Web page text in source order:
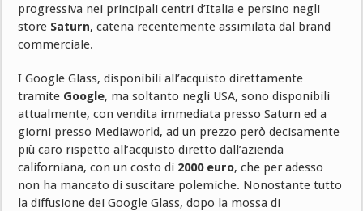
progressiva nei principali centri d’Italia e persino negli
store Saturn, catena recentemente assimilata dal brand
commerciale.
I Google Glass, disponibili all’acquisto direttamente
tramite Google, ma soltanto negli USA, sono disponibili
attualmente, con vendita immediata presso Saturn ed a
giorni presso Mediaworld, ad un prezzo però decisamente
più caro rispetto all’acquisto diretto dall’azienda
californiana, con un costo di 2000 euro, che per adesso
non ha mancato di suscitare polemiche. Nonostante tutto
la diffusione dei Google Glass, dopo la mossa di